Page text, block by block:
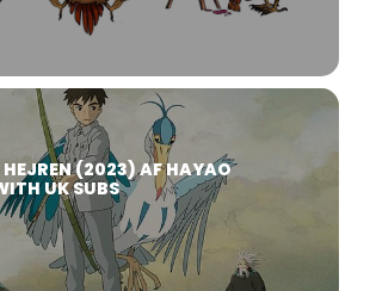
HEJREN (2023) AF HAYAO
UK SUBS